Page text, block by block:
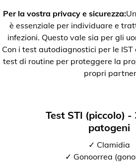
Per la vostra privacy e sicurezza:
è essenziale per individuare e
infezioni. Questo vale sia per gli
Con i test autodiagnostici per le
test di routine per proteggere la
propri
Test STI (piccolo) -
patogeni
✓ Clamidia
✓ Gonoorrea